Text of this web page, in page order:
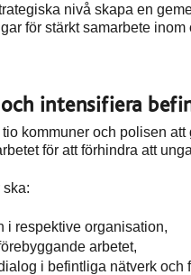
nivå skapa en
för stärkt samarbete
intensifiera
kommuner och polisen att
för att förhindra att
i respektive organisation,
arbetet,
i befintliga nätverk och